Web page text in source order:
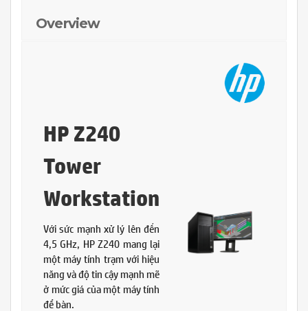
Overview
HP Z240
Tower
Workstation
Với sức mạnh xử lý lên đến
4,5 GHz, HP Z240 mang lại
một máy tính trạm với hiệu
năng và độ tin cậy mạnh mẽ
ở mức giá của một máy tính
để bàn.